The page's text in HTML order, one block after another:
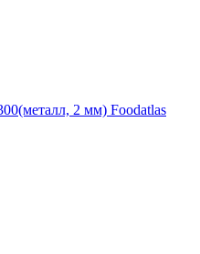
2 мм) Foodatlas